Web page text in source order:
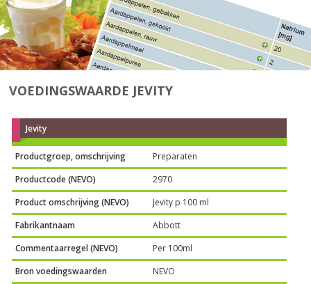
VOEDINGSWAARDE JEVITY
Jevity
Productgroep, omschrijving
Preparaten
Productcode (NEVO)
2970
Product omschrijving (NEVO)
Jevity p 100 ml
Fabrikantnaam
Abbott
Commentaarregel (NEVO)
Per 100ml
Bron voedingswaarden
NEVO